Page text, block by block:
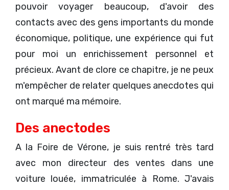
pouvoir voyager beaucoup, d'avoir des
contacts avec des gens importants du monde
économique, politique, une expérience qui fut
pour moi un enrichissement personnel et
précieux. Avant de clore ce chapitre, je ne peux
m'empêcher de relater quelques anecdotes qui
ont marqué ma mémoire.
Des anectodes
A la Foire de Vérone, je suis rentré très tard
avec mon directeur des ventes dans une
voiture louée, immatriculée à Rome. J'avais